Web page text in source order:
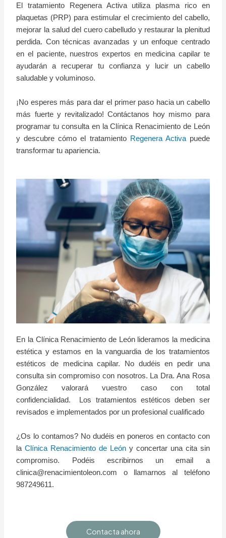
El tratamiento Regenera Activa utiliza plasma rico en
plaquetas (PRP) para estimular el crecimiento del cabello,
mejorar la salud del cuero cabelludo y restaurar la plenitud
perdida. Con técnicas avanzadas y un enfoque centrado
en el paciente, nuestros expertos en medicina capilar te
ayudarán a recuperar tu confianza y lucir un cabello
saludable y voluminoso.
¡No esperes más para dar el primer paso hacia un cabello
más fuerte y revitalizado! Contáctanos hoy mismo para
programar tu consulta en la Clínica Renacimiento de León
y descubre cómo el tratamiento Regenera Activapuede
transformar tu apariencia.
En la Clínica Renacimiento de León lideramos la medicina
estética y estamos en la vanguardia de los tratamientos
estéticos de medicina capilar. No dudéis en pedir una
consulta sin compromiso con nosotros. La Dra. Ana Rosa
González valorará vuestro caso con total
confidencialidad. Los tratamientos estéticos deben ser
revisados e implementados por un profesional cualificado
¿Os lo contamos? No dudéis en poneros en contacto con
laClínica Renacimiento de León y concertar una cita sin
compromiso. Podéis escribirnos un email a
clinica@renacimientoleon.com o llamarnos al teléfono
987249611.
Contacta ahora